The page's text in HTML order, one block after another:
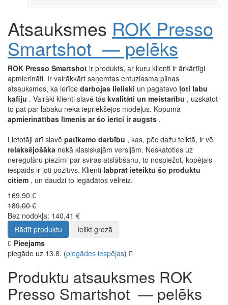
Atsauksmes ROK Presso
Smartshot — pelēks
ROK Presso Smartshot ir produkts, ar kuru klienti ir ārkārtīgi
apmierināti. Ir vairākkārt saņemtas entuziasma pilnas
atsauksmes, ka ierīce darbojas lieliski un pagatavo ļoti labu
kafiju . Vairāki klienti slavē tās kvalitāti un meistarību , uzskatot
to pat par labāku nekā iepriekšējos modeļus. Kopumā
apmierinātības līmenis ar šo ierīci ir augsts .
Lietotāji arī slavē patīkamo darbību , kas, pēc dažu teiktā, ir vēl
relaksējošāka nekā klasiskajām versijām. Neskatoties uz
neregulāru piezīmi par sviras atslābšanu, to nospiežot, kopējais
iespaids ir ļoti pozitīvs. Klienti labprāt ieteiktu šo produktu
citiem , un daudzi to iegādātos vēlreiz.
169,90 €
189,00 €
Bez nodokļa: 140,41 €
Rādīt produktu
Ielikt grozā
Pieejams
piegāde uz 13.8. (piegādes iespējas)
Produktu atsauksmes ROK
Presso Smartshot — pelēks